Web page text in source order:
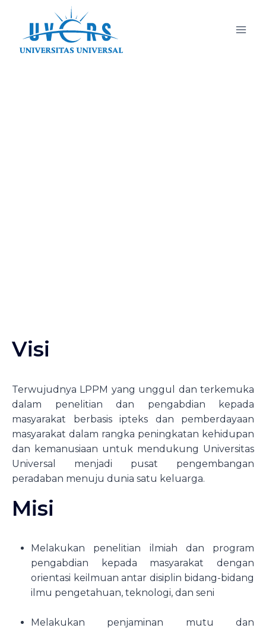
Visi
Terwujudnya LPPM yang unggul dan terkemuka
dalam penelitian dan pengabdian kepada
masyarakat berbasis ipteks dan pemberdayaan
masyarakat dalam rangka peningkatan kehidupan
dan kemanusiaan untuk mendukung Universitas
Universal menjadi pusat pengembangan
peradaban menuju dunia satu keluarga.
Misi
Melakukan penelitian ilmiah dan program
pengabdian kepada masyarakat dengan
orientasi keilmuan antar disiplin bidang-bidang
ilmu pengetahuan, teknologi, dan seni
Melakukan penjaminan mutu dan